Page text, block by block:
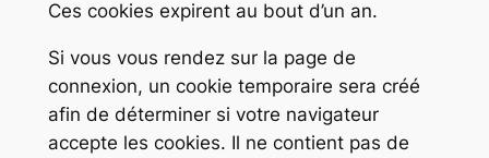
Ces cookies expirent au bout d’un an.
Si vous vous rendez sur la page de
connexion, un cookie temporaire sera créé
afin de déterminer si votre navigateur
accepte les cookies. Il ne contient pas de